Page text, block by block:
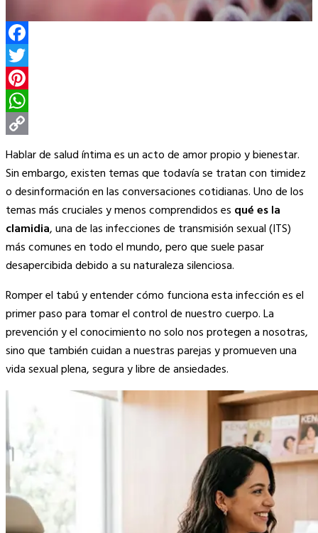
Facebook
Twitter
Pinterest
WhatsApp
Copy
Link
Hablar de salud íntima es un acto de amor propio y bienestar.
Sin embargo, existen temas que todavía se tratan con timidez
o desinformación en las conversaciones cotidianas. Uno de los
temas más cruciales y menos comprendidos es qué es la
clamidia, una de las infecciones de transmisión sexual (ITS)
más comunes en todo el mundo, pero que suele pasar
desapercibida debido a su naturaleza silenciosa.
Romper el tabú y entender cómo funciona esta infección es el
primer paso para tomar el control de nuestro cuerpo. La
prevención y el conocimiento no solo nos protegen a nosotras,
sino que también cuidan a nuestras parejas y promueven una
vida sexual plena, segura y libre de ansiedades.